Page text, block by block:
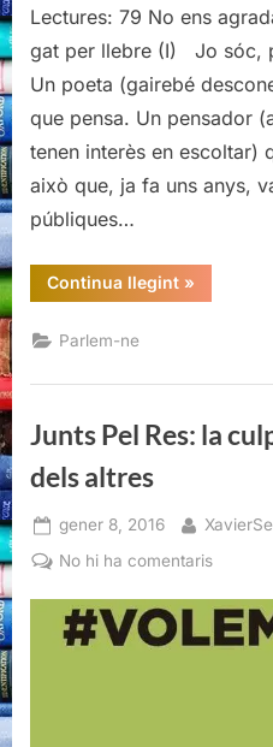
Lectures: 79 No ens
gat per llebre (I) Jo sóc,
Un poeta (gairebé
que pensa. Un pensador
tenen interès en escoltar)
això que, ja fa uns anys,
públiques…
Continua llegint“No
ens
donin
llebre
(I)”
»
Parlem-ne
Junts Pel Res: la
dels altres
Posted
on
gener 8, 2016 By
No hi ha comentarisa
Pel
Res: